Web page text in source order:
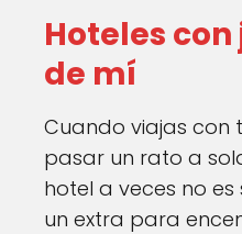
Hoteles
de mí
Cuando viajas con
pasar un rato a
hotel a veces no
un extra para